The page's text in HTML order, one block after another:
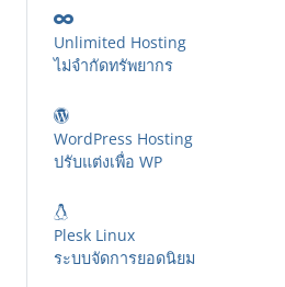
Unlimited Hosting
ไม่จำกัดทรัพยากร
WordPress Hosting
ปรับแต่งเพื่อ WP
Plesk Linux
ระบบจัดการยอดนิยม